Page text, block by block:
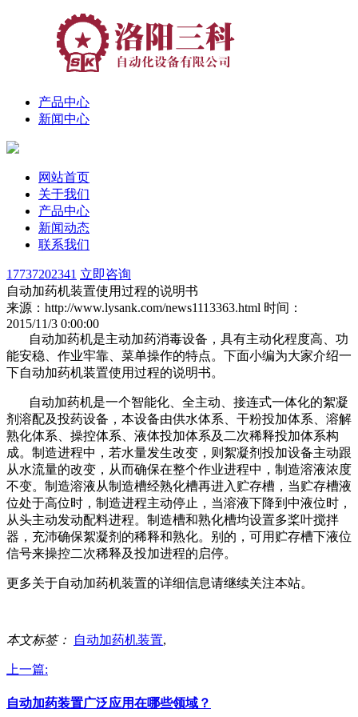
产品中心
新闻中心
网站首页
关于我们
产品中心
新闻动态
联系我们
17737202341 立即咨询
自动加药机装置使用过程的说明书
来源：http://www.lysank.com/news1113363.html 时间：
2015/11/3 0:00:00
自动加药机是主动加药消毒设备，具有主动化程度高、功
能安稳、作业牢靠、菜单操作的特点。下面小编为大家介绍一
下自动加药机装置使用过程的说明书。
自动加药机是一个智能化、全主动、接连式一体化的絮凝
剂溶配及投药设备，本设备由供水体系、干粉投加体系、溶解
熟化体系、操控体系、液体投加体系及二次稀释投加体系构
成。制造进程中，若水量发生改变，则絮凝剂投加设备主动跟
从水流量的改变，从而确保在整个作业进程中，制造溶液浓度
不变。制造溶液从制造槽经熟化槽再进入贮存槽，当贮存槽液
位处于高位时，制造进程主动停止，当溶液下降到中液位时，
从头主动发动配料进程。制造槽和熟化槽均设置多桨叶搅拌
器，充沛确保絮凝剂的稀释和熟化。别的，可用贮存槽下液位
信号来操控二次稀释及投加进程的启停。
更多关于自动加药机装置的详细信息请继续关注本站。
本文标签： 自动加药机装置,
上一篇:
自动加药装置广泛应用在哪些领域？